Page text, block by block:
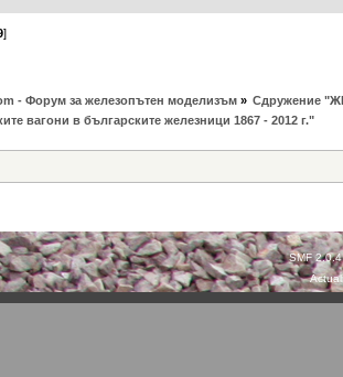
]
- Форум за железопътен моделизъм» Сдружение
вагони в българските железници 1867 - 2012 г."
SMF 2.0.4